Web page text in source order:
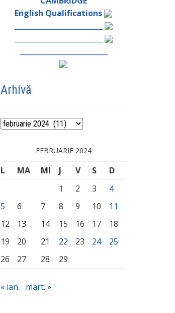
English Qualifications
Arhivă
Arhivă
FEBRUARIE 2024
L MA MI J V S
D
1
2 3
4
5
6 7 8 9 10
11
12
13 14 15 16 17
18
19
20 21 22 23 24
25
26
27 28 29
« ian. mart. »